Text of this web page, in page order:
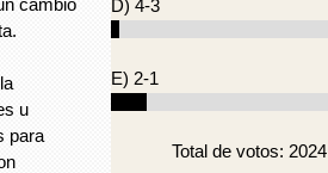
u
para
D) 4-3
E) 2-1
Total de votos: 2024